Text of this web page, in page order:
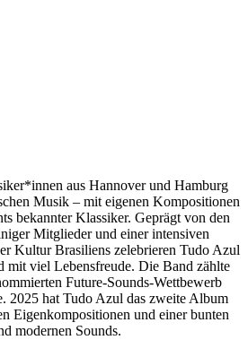
aus Hannover und Hamburg
Musik – mit eigenen Kompositionen
bekannter Klassiker. Geprägt von den
Mitglieder und einer intensiven
Kultur Brasiliens zelebrieren Tudo Azul
mit viel Lebensfreude. Die Band zählte
Future-Sounds-Wettbewerb
2025 hat Tudo Azul das zweite Album
Eigenkompositionen und einer bunten
modernen Sounds.